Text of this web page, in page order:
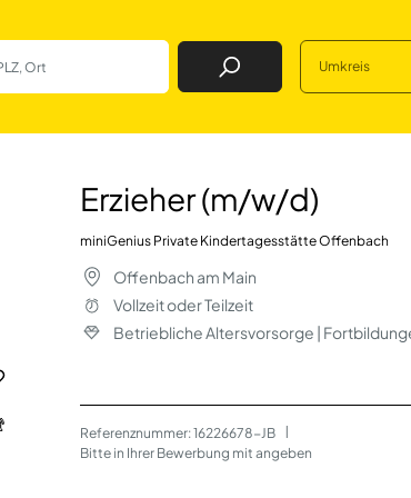
Job Finden Umkreis
Offenbach
Erzieher (m/w/d)
miniGenius Private Kindertagesstätte Offenbach
Offenbach am Main
Vollzeit oder Teilzeit
Betriebliche Altersvorsorge |
Referenznummer: 16226678-JB
Bitte in Ihrer Bewerbung mit angeben